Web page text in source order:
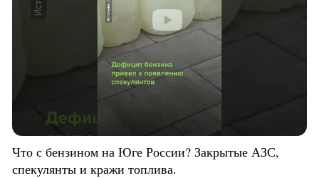
Что с бензином на Юге России? Закрытые АЗС,
спекулянты и кражи топлива.